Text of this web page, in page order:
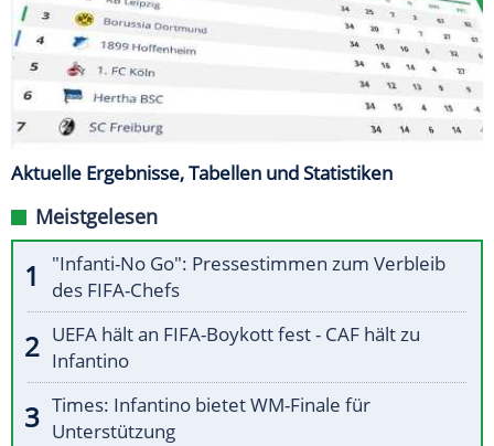
Aktuelle Ergebnisse, Tabellen und Statistiken
Meistgelesen
"Infanti-No Go": Pressestimmen zum Verbleib
des FIFA-Chefs
UEFA hält an FIFA-Boykott fest - CAF hält zu
Infantino
Times: Infantino bietet WM-Finale für
Unterstützung